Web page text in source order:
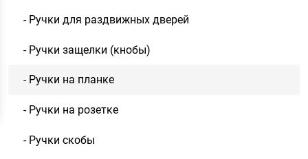
- Ручки для раздвижных дверей
- Ручки защелки (кнобы)
- Ручки на планке
- Ручки на розетке
- Ручки скобы